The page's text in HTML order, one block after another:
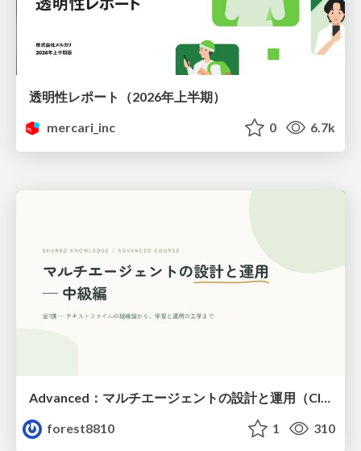
透明性レポート（2026年上半期）
mercari_inc
0 6.7k
forest8810
1 310